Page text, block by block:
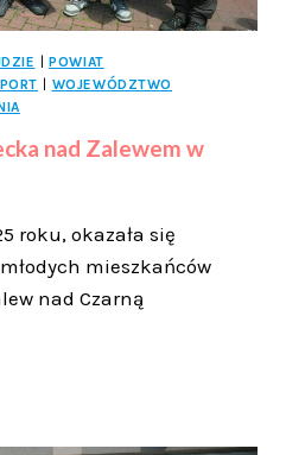
| POWIAT
| WOJEWÓDZTWO
nad Zalewem w
roku, okazała się
mieszkańców
nad Czarną